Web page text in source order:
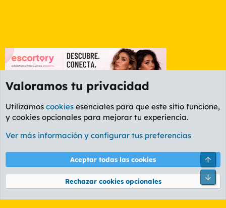
Foro Rapiñas
Cookies
PL OLDSTYLE AMARILLO
Términos y reglas Política de privacidad Ayuda
Community platform by XenForo® © 2010-2026 XenForo Ltd.
Valoramos tu privacidad
Utilizamos cookies esenciales para que este sitio funcione,
y cookies opcionales para mejorar tu experiencia.
Ver más información y configurar tus preferencias
Aceptar todas las cookies
Rechazar cookies opcionales
Pie